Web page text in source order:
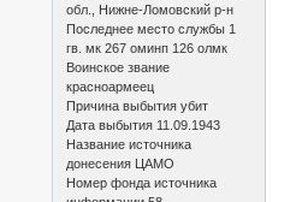
обл., Нижне-Ломовский р-н
Последнее место службы 1
гв. мк 267 оминп 126 олмк
Воинское звание
красноармеец
Причина выбытия убит
Дата выбытия 11.09.1943
Название источника
донесения ЦАМО
Номер фонда источника